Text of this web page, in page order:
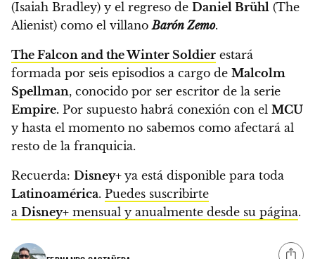
(Isaiah Bradley) y el regreso de Daniel Brühl (The
Alienist) como el villanoBarón Zemo.
The Falcon and the Winter Soldier estará
formada por seis episodios a cargo de Malcolm
Spellman, conocido por ser escritor de la serie
Empire. Por supuesto habrá conexión con el MCU
y hasta el momento no sabemos como afectará al
resto de la franquicia.
Recuerda: Disney+ ya está disponible para toda
Latinoamérica. Puedes suscribirte
a Disney+ mensual y anualmente desde su página.